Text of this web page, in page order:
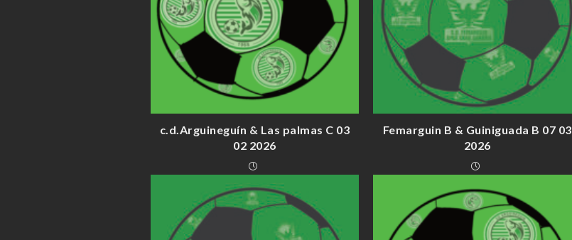
c.d.Arguineguín & Las palmas C 03
02 2026
Femarguin B & Guiniguada B 07 03
2026